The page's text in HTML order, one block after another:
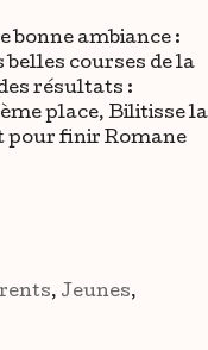
bonne ambiance :
belles courses de la
résultats :
place, Bilitisse la
pour finir Romane
, Jeunes,